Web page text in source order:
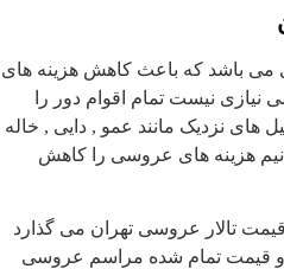
می باشد که باعث کاهش هزینه های
نیست تمام اقوام دور را
های نزدیک مانند عمو , دایی , خاله
هزینه های عروسی را کاهش
تالار عروسی تهران می گذارد
و قیمت تمام شده مراسم عروسی